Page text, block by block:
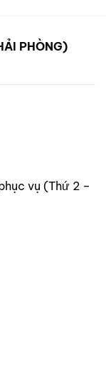
PHÒNG)
vụ (Thứ 2 –